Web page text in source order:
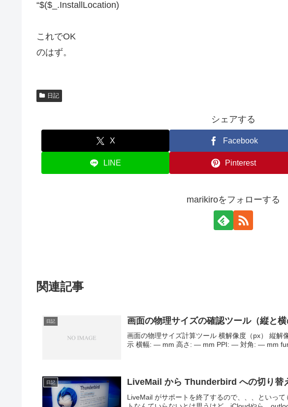
“$($_.InstallLocation)
これでOK
のはず。
日記
シェアする
X Facebook
LINE Pinterest
marikiroをフォローする
関連記事
日記 画面の物理サイズの確認ツール（縦と
画面の物理サイズ計算ツール 横解像度（px） 縦解
示 横幅: — mm 高さ: — mm PPI: — 対角: — mm
日記 LiveMail から Thunderbird への切り替
LiveMail がサポートを終了するので、、、といっ